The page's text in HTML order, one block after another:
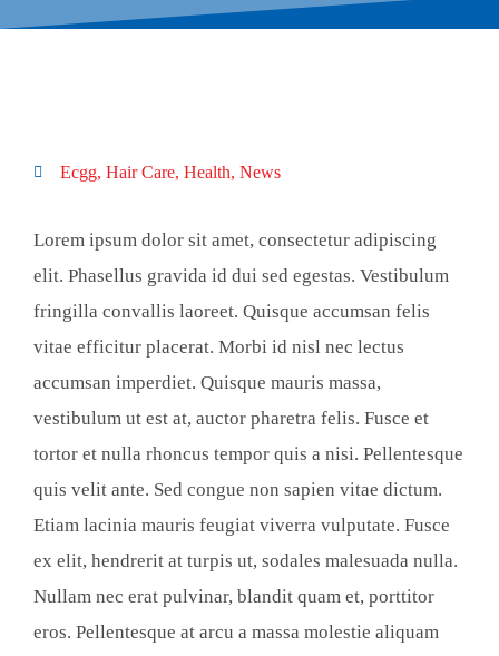
Ecgg, Hair Care, Health, News
Lorem ipsum dolor sit amet, consectetur adipiscing
elit. Phasellus gravida id dui sed egestas. Vestibulum
fringilla convallis laoreet. Quisque accumsan felis
vitae efficitur placerat. Morbi id nisl nec lectus
accumsan imperdiet. Quisque mauris massa,
vestibulum ut est at, auctor pharetra felis. Fusce et
tortor et nulla rhoncus tempor quis a nisi. Pellentesque
quis velit ante. Sed congue non sapien vitae dictum.
Etiam lacinia mauris feugiat viverra vulputate. Fusce
ex elit, hendrerit at turpis ut, sodales malesuada nulla.
Nullam nec erat pulvinar, blandit quam et, porttitor
eros. Pellentesque at arcu a massa molestie aliquam